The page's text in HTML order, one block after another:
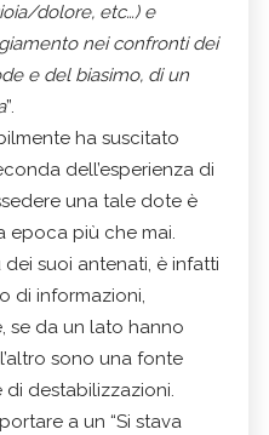
dolore, etc…) e
nei confronti dei
e del biasimo, di un
”.
ha suscitato
dell’esperienza di
una tale dote è
epoca più che mai.
dei suoi antenati, è infatti
di informazioni,
se da un lato hanno
sono una fonte
destabilizzazioni.
a un “Si stava